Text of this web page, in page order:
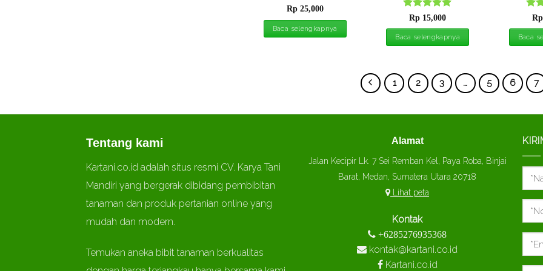
Dinilai5
Rp25,000
Baca selengkapnya
Dinilai5
dari 5
Rp 15,000
Baca selengkapnya
dari
Rp
Baca
1 2 3 … 5 6 7
Tentang kami
Kartani.co.id adalah situs resmi CV. Karya Tani
Mandiri yang bergerak dibidang pembibitan
tanaman dan produk pertanian online yang
mudah dan modern.
Temukan aneka bibit tanaman berkualitas
Alamat
Jalan Kecipir Lk. 7 Sei Remban Kel, Paya Roba, Binjai
Barat, Medan, Sumatera Utara 20718
Lihat peta
Kontak
+6285276935368
kontak@kartani.co.id
Kartani.co.id